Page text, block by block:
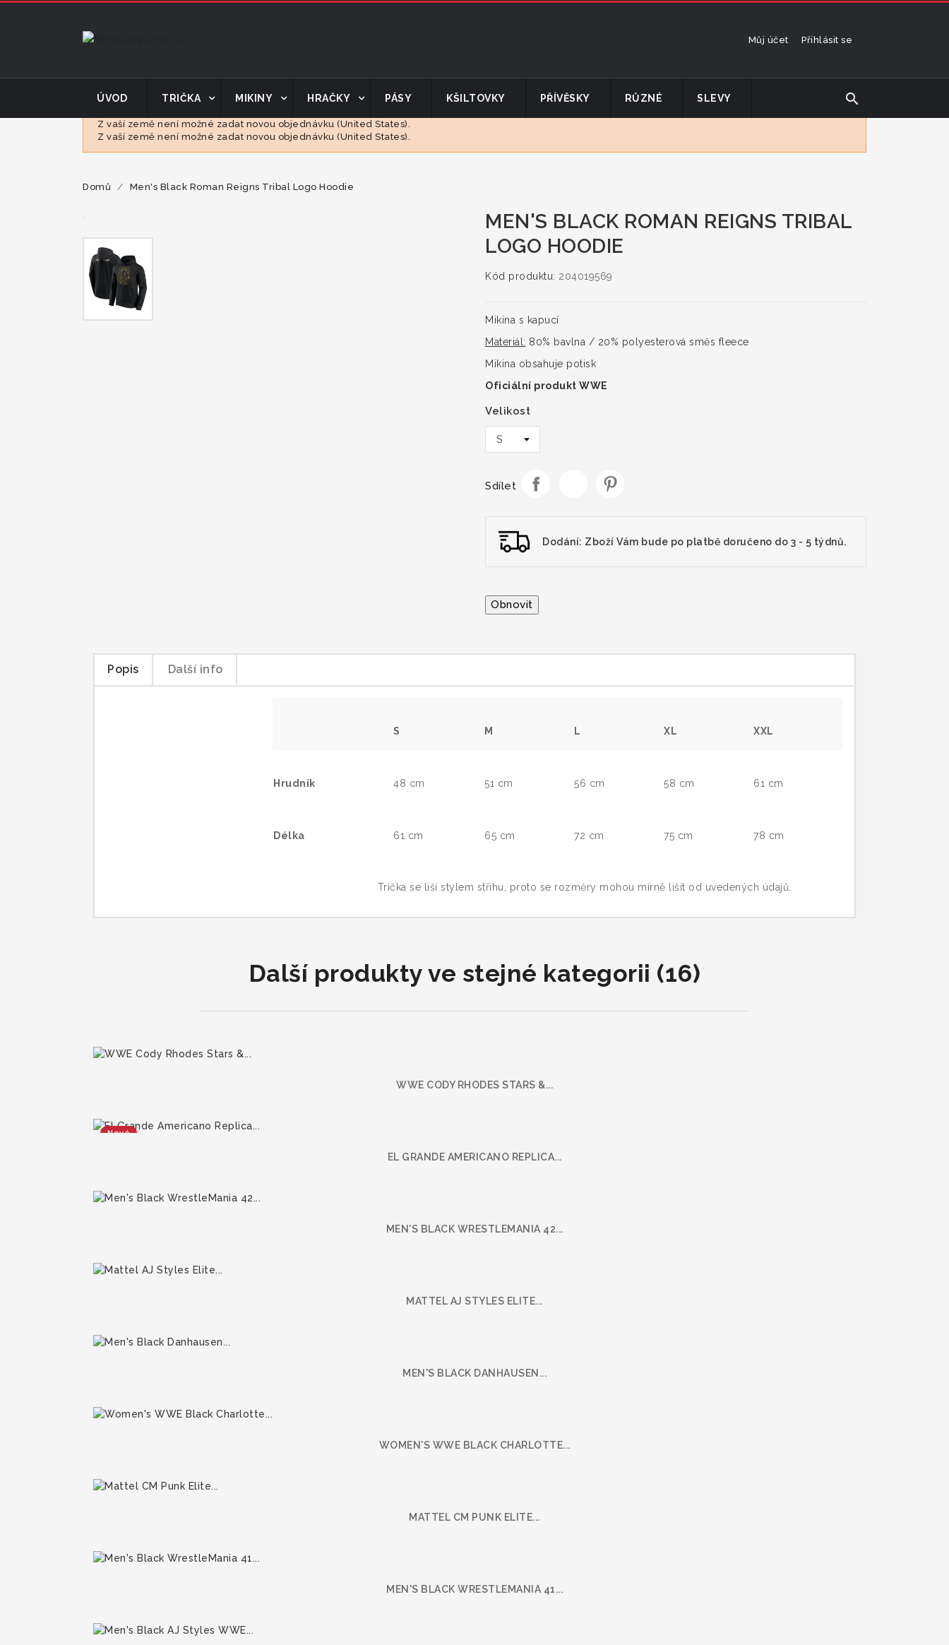
Můj účet Přihlásit se
ÚVOD TRIČKA MIKINY HRAČKY PÁSY KŠILTOVKY PŘÍVĚSKY RŮZNÉ SLEVY search
Z vaší země není možné zadat novou objednávku (United States).
Z vaší země není možné zadat novou objednávku (United States).
Domů Men's Black Roman Reigns Tribal Logo Hoodie
MEN'S BLACK ROMAN REIGNS TRIBAL
LOGO HOODIE
Kód produktu: 204019569
Mikina s kapucí
Materiál: 80% bavlna / 20% polyesterová směs fleece
Mikina obsahuje potisk
Oficiální produkt WWE
Velikost
Sdílet
Dodání: Zboží Vám bude po platbě doručeno do 3 - 5 týdnů.
Popis Další info
S M L XL XXL
Hrudník 48 cm 51 cm 56 cm 58 cm 61 cm
Délka 61 cm 65 cm 72 cm 75 cm 78 cm
Trička se liší stylem střihu, proto se rozměry mohou mírně lišit od uvedených údajů.
Další produkty ve stejné kategorii (16)
WWE CODY RHODES STARS &...
Nové
EL GRANDE AMERICANO REPLICA...
MEN'S BLACK WRESTLEMANIA 42...
MATTEL AJ STYLES ELITE...
MEN'S BLACK DANHAUSEN...
WOMEN'S WWE BLACK CHARLOTTE...
MATTEL CM PUNK ELITE...
MEN'S BLACK WRESTLEMANIA 41...